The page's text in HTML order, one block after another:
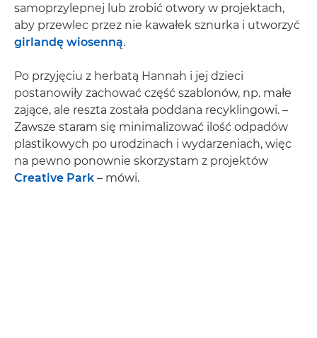
samoprzylepnej lub zrobić otwory w projektach,
aby przewlec przez nie kawałek sznurka i utworzyć
girlandę wiosenną.
Po przyjęciu z herbatą Hannah i jej dzieci
postanowiły zachować część szablonów, np. małe
zające, ale reszta została poddana recyklingowi. –
Zawsze staram się minimalizować ilość odpadów
plastikowych po urodzinach i wydarzeniach, więc
na pewno ponownie skorzystam z projektów
Creative Park – mówi.